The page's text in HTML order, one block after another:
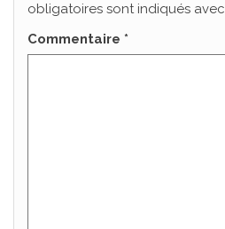
obligatoires sont indiqués avec
Commentaire *